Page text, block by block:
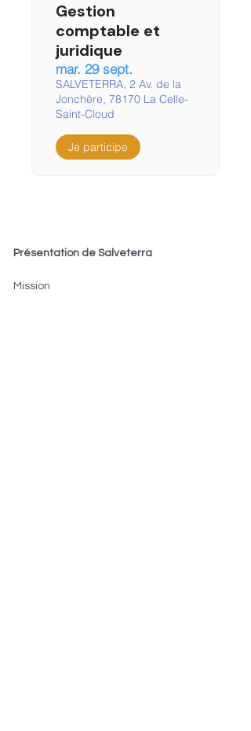
Gestion
comptable et
juridique
mar. 29 sept.
SALVETERRA, 2 Av. de la
Jonchère, 78170 La Celle-
Saint-Cloud
Je participe
Présentation de Salveterra
Mission